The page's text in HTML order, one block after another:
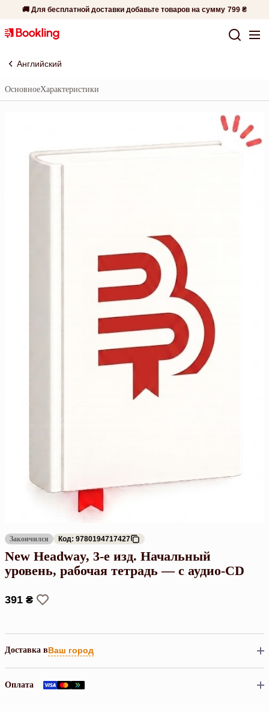
🚚 Для бесплатной доставки добавьте товаров на сумму 799 ₴
Английский
ОсновноеХарактеристики
Закончился Код: 9780194717427
New Headway, 3-е изд. Начальный
уровень, рабочая тетрадь — с аудио-CD
391 ₴
Доставка вВаш город
Оплата